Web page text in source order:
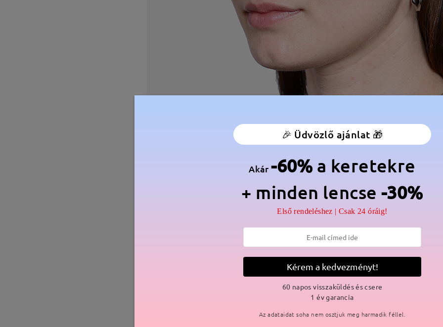
🎉 Üdvözlő ajánlat 🎁
Akár-60% a keretekre
+ minden lencse -30%
Első rendeléshez | Csak 24 óráig!
Kérem a kedvezményt!
60 napos visszaküldés és csere
1 év garancia
Az adataidat soha nem osztjuk meg harmadik féllel.